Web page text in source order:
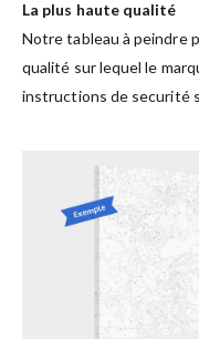
La plus haute qualité
Notre tableau à peindre
qualité sur lequel le
instructions de securité